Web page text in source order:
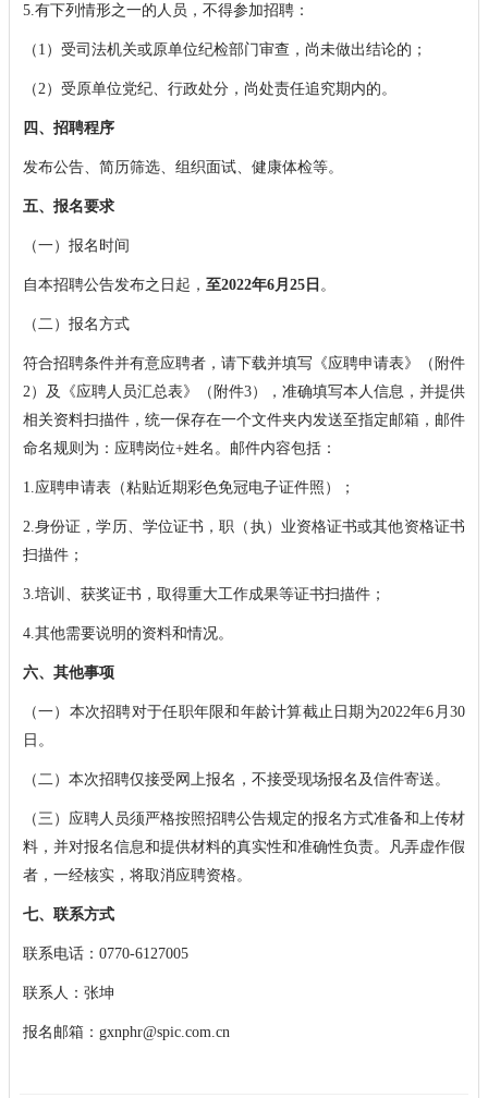
5.有下列情形之一的人员，不得参加招聘：
（1）受司法机关或原单位纪检部门审查，尚未做出结论的；
（2）受原单位党纪、行政处分，尚处责任追究期内的。
四、招聘程序
发布公告、简历筛选、组织面试、健康体检等。
五、报名要求
（一）报名时间
自本招聘公告发布之日起， 至2022年6月25日 。
（二）报名方式
符合招聘条件并有意应聘者，请下载并填写《应聘申请表》（附件
2）及《应聘人员汇总表》（附件3），准确填写本人信息，并提供
相关资料扫描件，统一保存在一个文件夹内发送至指定邮箱，邮件
命名规则为：应聘岗位+姓名。邮件内容包括：
1.应聘申请表（粘贴近期彩色免冠电子证件照）；
2.身份证，学历、学位证书，职（执）业资格证书或其他资格证书
扫描件；
3.培训、获奖证书，取得重大工作成果等证书扫描件；
4.其他需要说明的资料和情况。
六、其他事项
（一）本次招聘对于任职年限和年龄计算截止日期为2022年6月30
日。
（二）本次招聘仅接受网上报名，不接受现场报名及信件寄送。
（三）应聘人员须严格按照招聘公告规定的报名方式准备和上传材
料，并对报名信息和提供材料的真实性和准确性负责。凡弄虚作假
者，一经核实，将取消应聘资格。
七、联系方式
联系电话：0770-6127005
联系人：张坤
报名邮箱：gxnphr@spic.com.cn